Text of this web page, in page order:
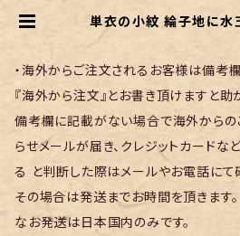
単衣の小紋 綸子地に水
・海外からご注文されるお客様は備考
『海外から注文』とお書き頂けますと助
備考欄に記載がない場合で海外からの
らせメールが届き、クレジットカード
る と判断した際はメールやお電話にて
その場合は発送までお時間を頂きます。
なお発送は日本国内のみです。